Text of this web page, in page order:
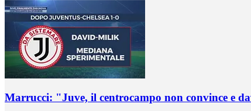
Marrucci: "Juve, il centrocampo non convince e